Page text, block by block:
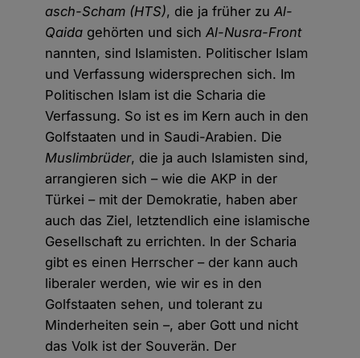
asch-Scham (HTS), die ja früher zu Al-
Qaida gehörten und sichAl-Nusra-Front
nannten, sind Islamisten. Politischer Islam
und Verfassung widersprechen sich. Im
Politischen Islam ist die Scharia die
Verfassung. So ist es im Kern auch in den
Golfstaaten und in Saudi-Arabien. Die
Muslimbrüder, die ja auch Islamisten sind,
arrangieren sich – wie die AKP in der
Türkei – mit der Demokratie, haben aber
auch das Ziel, letztendlich eine islamische
Gesellschaft zu errichten. In der Scharia
gibt es einen Herrscher – der kann auch
liberaler werden, wie wir es in den
Golfstaaten sehen, und tolerant zu
Minderheiten sein –, aber Gott und nicht
das Volk ist der Souverän. Der